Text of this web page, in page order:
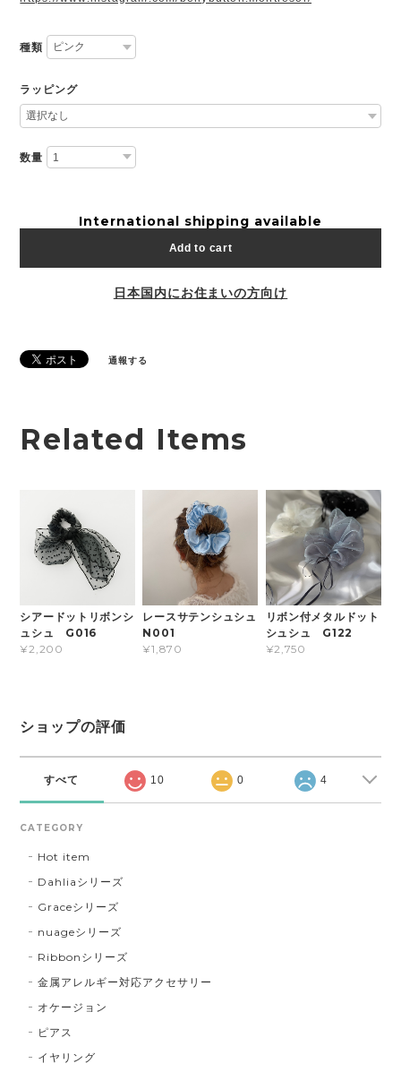
種類
ラッピング
数量
International shipping available
Add to cart
日本国内にお住まいの方向け
通報する
Related Items
シアードットリボンシ
ュシュ G016
¥2,200
レースサテンシュシュ
N001
¥1,870
リボン付メタルドット
シュシュ G122
¥2,750
ショップの評価
すべて 10 0 4
CATEGORY
Hot item
Dahliaシリーズ
Graceシリーズ
nuageシリーズ
Ribbonシリーズ
金属アレルギー対応アクセサリー
オケージョン
ピアス
イヤリング